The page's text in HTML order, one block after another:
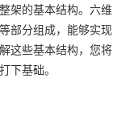
架的基本结构。六维
部分组成，能够实现
这些基本结构，您将
下基础。